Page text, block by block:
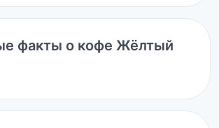
факты о кофе Жёлтый